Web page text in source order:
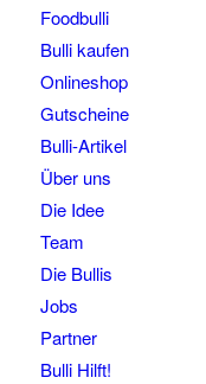
Foodbulli
Bulli kaufen
Onlineshop
Gutscheine
Bulli-Artikel
Über uns
Die Idee
Team
Die Bullis
Jobs
Partner
Bulli Hilft!